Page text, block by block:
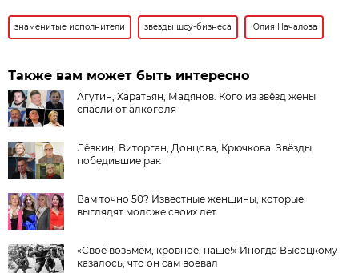
знаменитые исполнители звезды шоу-бизнеса Юлия Началова
Также вам может быть интересно
Агутин, Харатьян, Мадянов. Кого из звёзд жены
спасли от алкоголя
Лёвкин, Виторган, Донцова, Крючкова. Звёзды,
победившие рак
Вам точно 50? Известные женщины, которые
выглядят моложе своих лет
«Своё возьмём, кровное, наше!» Иногда Высоцкому
казалось, что он сам воевал